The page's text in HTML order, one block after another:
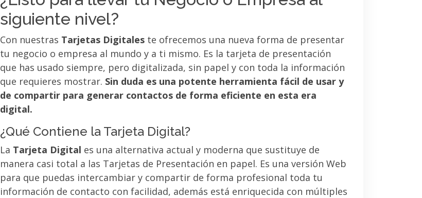
siguiente nivel?
Con nuestras Tarjetas Digitales te ofrecemos una nueva forma de presentar
tu negocio o empresa al mundo y a ti mismo. Es la tarjeta de presentación
que has usado siempre, pero digitalizada, sin papel y con toda la información
que requieres mostrar. Sin duda es una potente herramienta fácil de usar y
de compartir para generar contactos de forma eficiente en esta era
digital.
¿Qué Contiene la Tarjeta Digital?
La Tarjeta Digital es una alternativa actual y moderna que sustituye de
manera casi total a las Tarjetas de Presentación en papel. Es una versión Web
para que puedas intercambiar y compartir de forma profesional toda tu
información de contacto con facilidad, además está enriquecida con múltiples